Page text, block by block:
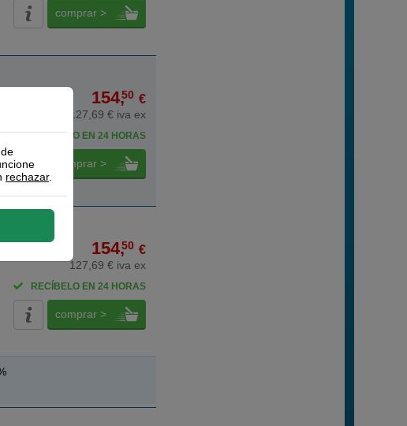
comprar >
154,50 €
127,69 € iva ex
RECÍBELO EN 24 HORAS
comprar >
154,50 €
127,69 € iva ex
RECÍBELO EN 24 HORAS
comprar >
rechazar.